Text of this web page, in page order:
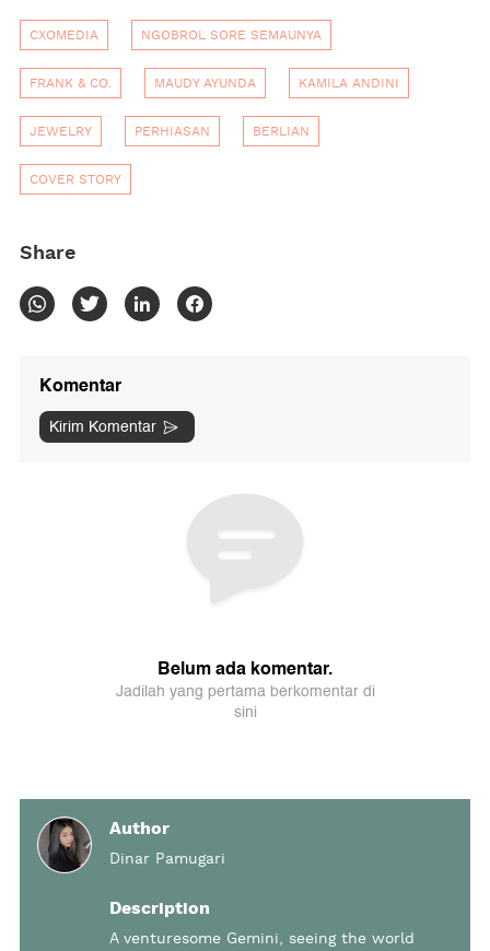
CXOMEDIA NGOBROL SORE SEMAUNYA
FRANK & CO. MAUDY AYUNDA KAMILA ANDINI
JEWELRY PERHIASAN BERLIAN
COVER STORY
Share
Author
Dinar Pamugari
Description
A venturesome Gemini, seeing the world